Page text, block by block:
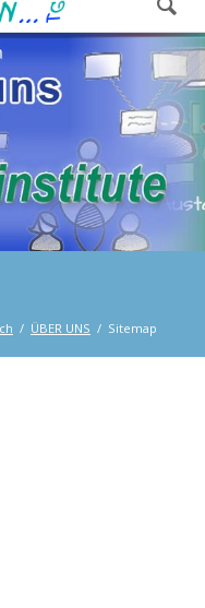
ÜBER UNS Sitemap